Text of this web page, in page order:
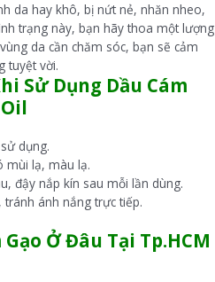
da hay khô, bị nứt nẻ, nhăn nheo,
trạng này, bạn hãy thoa một lượng
da cần chăm sóc, bạn sẽ cảm
tuyệt vời.
Sử Dụng Dầu Cám
dụng.
mùi lạ, màu lạ.
đậy nắp kín sau mỗi lần dùng.
ánh nắng trực tiếp.
Gạo ỞĐâu Tại Tp.HCM